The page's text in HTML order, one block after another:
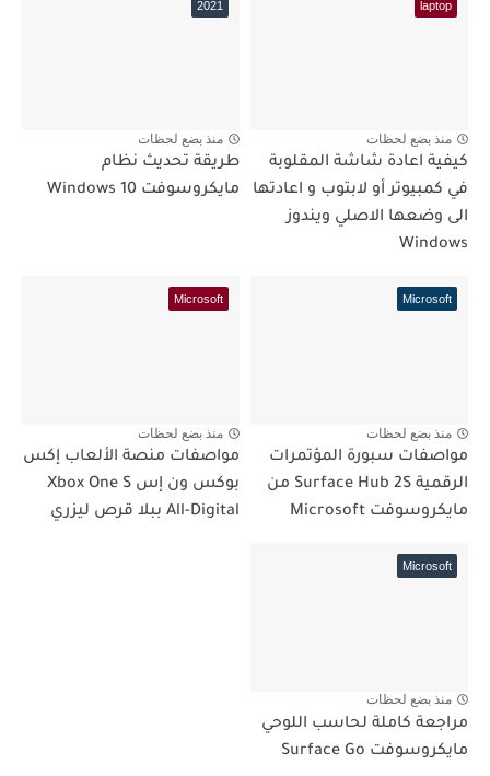
laptop
منذ بضع لحظات
كيفية اعادة شاشة المقلوبة
في كمبيوتر أو لابتوب و اعادتها
الى وضعها الاصلي ويندوز
Windows
2021
منذ بضع لحظات
طريقة تحديث نظام
مايكروسوفت Windows 10
Microsoft
منذ بضع لحظات
مواصفات سبورة المؤتمرات
الرقمية Surface Hub 2S من
مايكروسوفت Microsoft
Microsoft
منذ بضع لحظات
مواصفات منصة الألعاب إكس
بوكس ون إس Xbox One S
All-Digital ببلا قرص ليزري
Microsoft
منذ بضع لحظات
مراجعة كاملة لحاسب اللوحي
مايكروسوفت Surface Go